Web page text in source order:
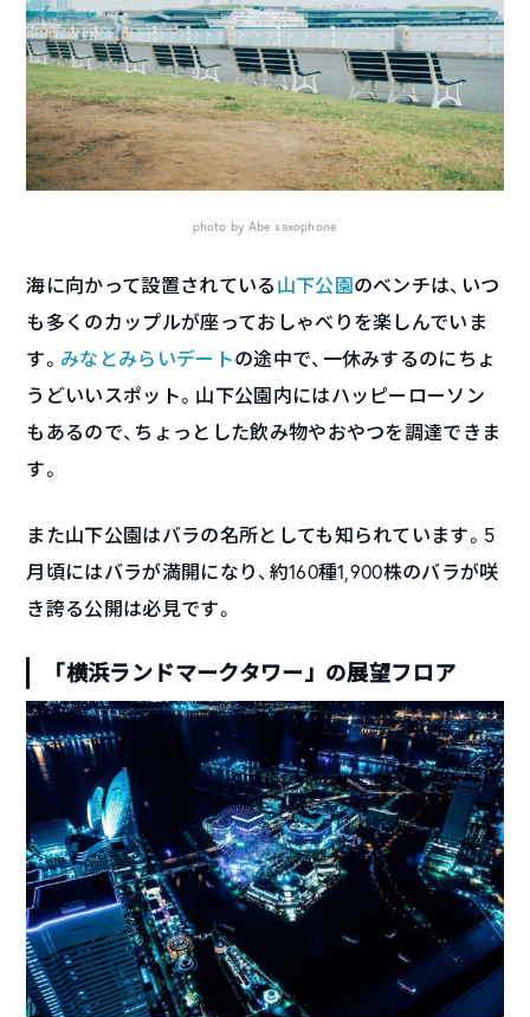
photo by Abe saxophone
海に向かって設置されている 山下公園のベンチは、いつ
も多くのカップルが座っておしゃべりを楽しんでいま
す。 みなとみらいデートの途中で、一休みするのにちょ
うどいいスポット。山下公園内にはハッピーローソン
もあるので、ちょっとした飲み物やおやつを調達できま
す。
また山下公園はバラの名所としても知られています。5
月頃にはバラが満開になり、約160種1,900株のバラが咲
き誇る公開は必見です。
「横浜ランドマークタワー」の展望フロア